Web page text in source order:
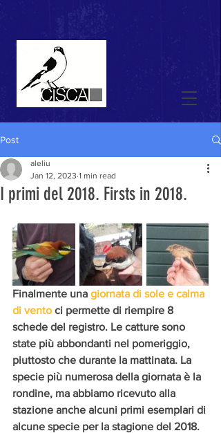
Post
I primi del 2018. Firsts in 2018.
aleliu
Jan 12, 2023 1 min read
Finalmente una giornata di sole e calma
di vento ci permette di riempire 8
schede del registro. Le catture sono
state più abbondanti nel pomeriggio,
piuttosto che durante la mattinata. La
specie più numerosa della giornata è la
rondine, ma abbiamo ricevuto alla
stazione anche alcuni primi esemplari di
alcune specie per la stagione del 2018.